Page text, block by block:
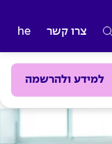
צרו קשר he
למידע ולהרשמה